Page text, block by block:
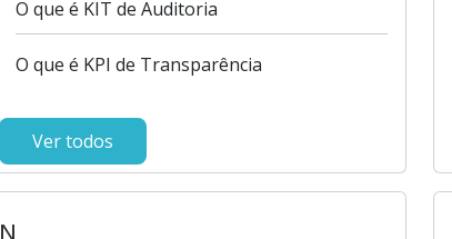
O que é KIT de Auditoria
O que é KPI de Transparência
Ver todos
N